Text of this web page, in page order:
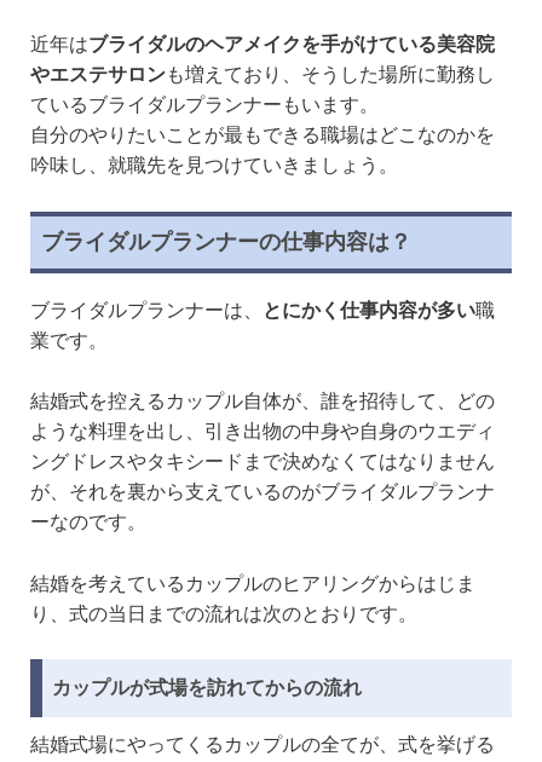
近年はブライダルのヘアメイクを手がけている美容院
やエステサロンも増えており、そうした場所に勤務し
ているブライダルプランナーもいます。
自分のやりたいことが最もできる職場はどこなのかを
吟味し、就職先を見つけていきましょう。
ブライダルプランナーの仕事内容は？
ブライダルプランナーは、 とにかく仕事内容が多い職
業です。
結婚式を控えるカップル自体が、誰を招待して、どの
ような料理を出し、引き出物の中身や自身のウエディ
ングドレスやタキシードまで決めなくてはなりません
が、それを裏から支えているのがブライダルプランナ
ーなのです。
結婚を考えているカップルのヒアリングからはじま
り、式の当日までの流れは次のとおりです。
カップルが式場を訪れてからの流れ
結婚式場にやってくるカップルの全てが、式を挙げる